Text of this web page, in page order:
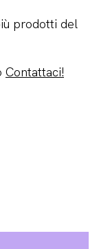
prodotti del
Contattaci!